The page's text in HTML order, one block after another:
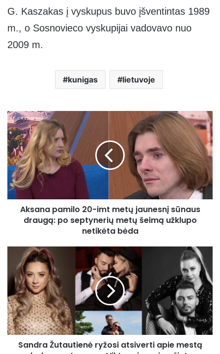
G. Kaszakas į vyskupus buvo įšventintas 1989
m., o Sosnovieco vyskupijai vadovavo nuo
2009 m.
kunigas lietuvoje
Aksana
pamilo
20-
imt
metų
jaunesnį
sūnaus
draugą:
po
septynerių
netikėta
bėda
Aksana pamilo 20-imt metų jaunesnį sūnaus
draugą: po septynerių metų šeimą užklupo
netikėta bėda
Sandra
Žutautienė
ryžosi
atsiverti
apie
mestą
darbą,
vestuves
su
ViktoruSandra Žutautienė ryžosi atsiverti apie mestą